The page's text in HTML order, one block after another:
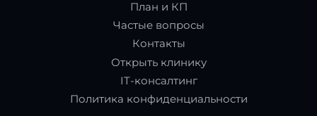
План и КП
Частые вопросы
Контакты
Открыть клинику
IT-консалтинг
Политика конфиденциальности